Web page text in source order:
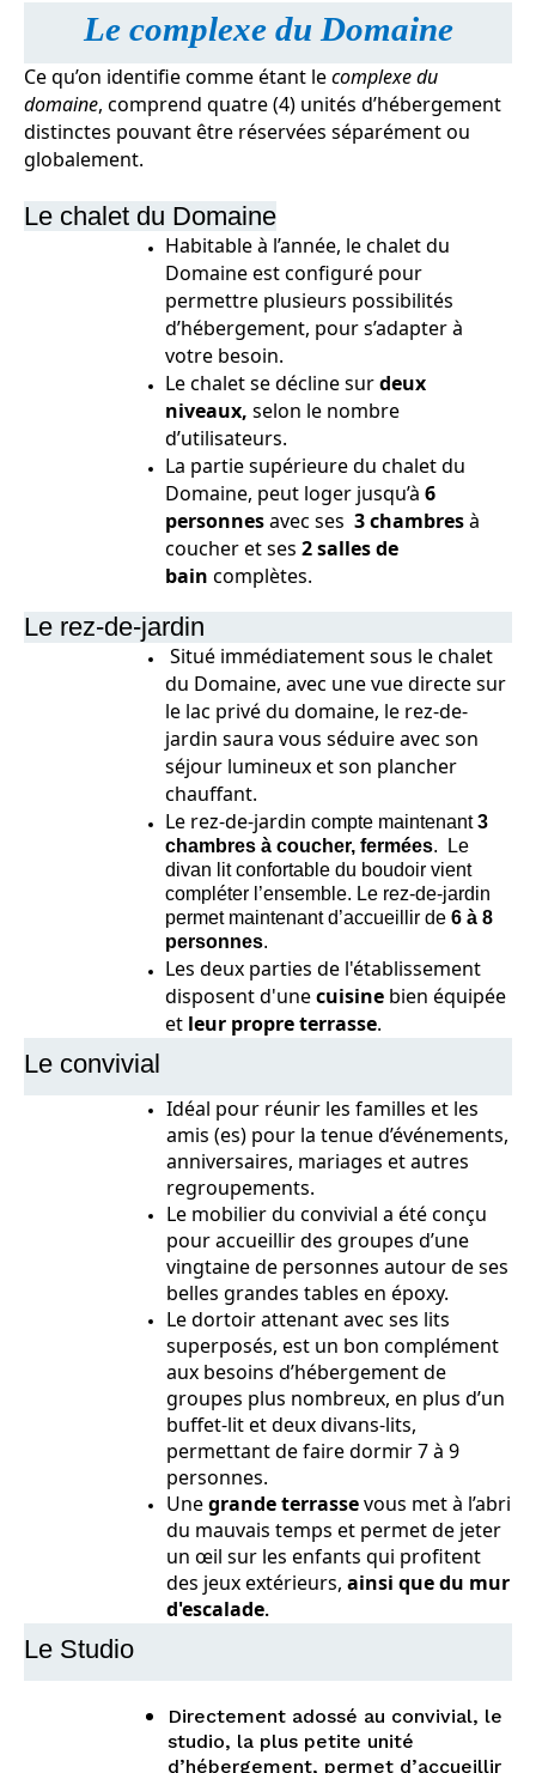
Le complexe du Domaine
Ce qu’on identifie comme étant lecomplexe du
domaine, comprend quatre (4) unités d’hébergement
distinctes pouvant être réservées séparément ou
globalement.
Le chalet du Domaine
Habitable à l’année, le chalet du
Domaine est configuré pour
permettre plusieurs possibilités
d’hébergement, pour s’adapter à
votre besoin.
Le chalet se décline surdeux
niveaux,selon le nombre
d’utilisateurs.
La partie supérieure du chalet du
Domaine, peut loger jusqu’à6
personnesavec ses3 chambresà
coucher et ses2 salles de
bain complètes.
Le rez-de-jardin
Situé immédiatement sous le chalet
du Domaine, avec une vue directe sur
le lac privé du domaine, le rez-de-
jardin saura vous séduire avec son
séjour lumineux et son plancher
chauffant.
Le rez-de-jardincompte maintenant3
chambres à coucher, fermées. Le
divan lit confortable du boudoir vient
compléter l’ensemble. Le rez-de-jardin
permet maintenant d’accueillir de6 à 8
personnes.
Les deux parties de l'établissement
disposent d'unecuisine bien équipée
et leur propre terrasse.
Le convivial
Idéal pour réunir les familles et les
amis (es) pour la tenue d’événements,
anniversaires, mariages et autres
regroupements.
Le mobilier du convivial a été conçu
pour accueillir des groupes d’une
vingtaine de personnes autour de ses
belles grandes tables en époxy.
Le dortoir attenant avec ses lits
superposés, est un bon complément
aux besoins d’hébergement de
groupes plus nombreux, en plus d’un
buffet-lit et deux divans-lits,
permettant defaire dormir 7 à 9
personnes.
Unegrande terrassevous met à l’abri
du mauvais temps et permet de jeter
un œil sur les enfants qui profitent
des jeux extérieurs, ainsi que du mur
d'escalade.
Le Studio
Directement adossé au convivial, le
studio, la plus petite unité
d’hébergement, permet d’accueillir